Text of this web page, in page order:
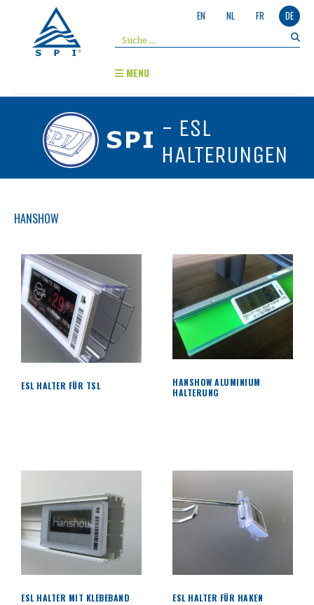
EN NL FR DE
MENU
- ESL
HALTERUNGEN
HANSHOW
ESL HALTER FÜR TSL
HANSHOW ALUMINIUM
HALTERUNG
ESL HALTER MIT KLEBEBAND ESL HALTER FÜR HAKEN